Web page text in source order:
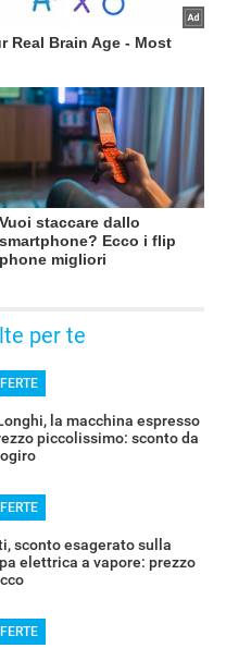
per te
la macchina espresso
piccolissimo: sconto da
sconto esagerato sulla
elettrica a vapore: prezzo